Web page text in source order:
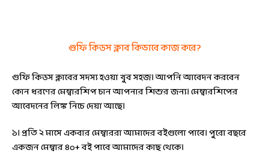
গুফি কিডস ক্লাব কিভাবে কাজ করে?
গুফি কিডস ক্লাবের সদস্য হওয়া খুব সহজ। আপনি আবেদন করবেন
কোন ধরণের মেম্বারশিপ চান আপনার শিশুর জন্য। মেম্বারশিপের
আবেদনের লিঙ্ক নিচে দেয়া আছে।
১। প্রতি ২ মাসে একবার মেম্বাররা আমাদের বইগুলো পাবে। পুরো বছরে
একজন মেম্বার৪০+ বইপাবে আমাদের কাছ থেকে।